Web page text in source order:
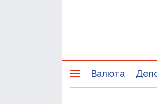
Валюта